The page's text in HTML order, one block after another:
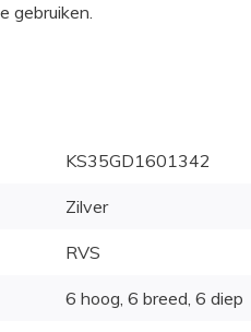
gebruiken.
KS35GD1601342
Zilver
RVS
6 hoog, 6 breed, 6 diep